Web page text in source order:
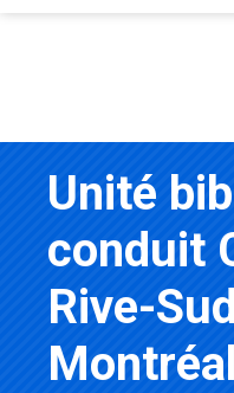
Unité
conduit
Rive-
Montréal